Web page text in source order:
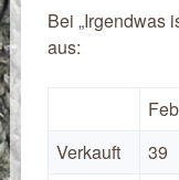
Bei „Irgendwas
aus:
Verkauft
39